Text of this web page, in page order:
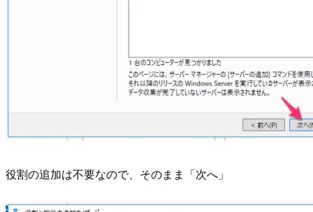
役割の追加は不要なので、そのまま「次へ」